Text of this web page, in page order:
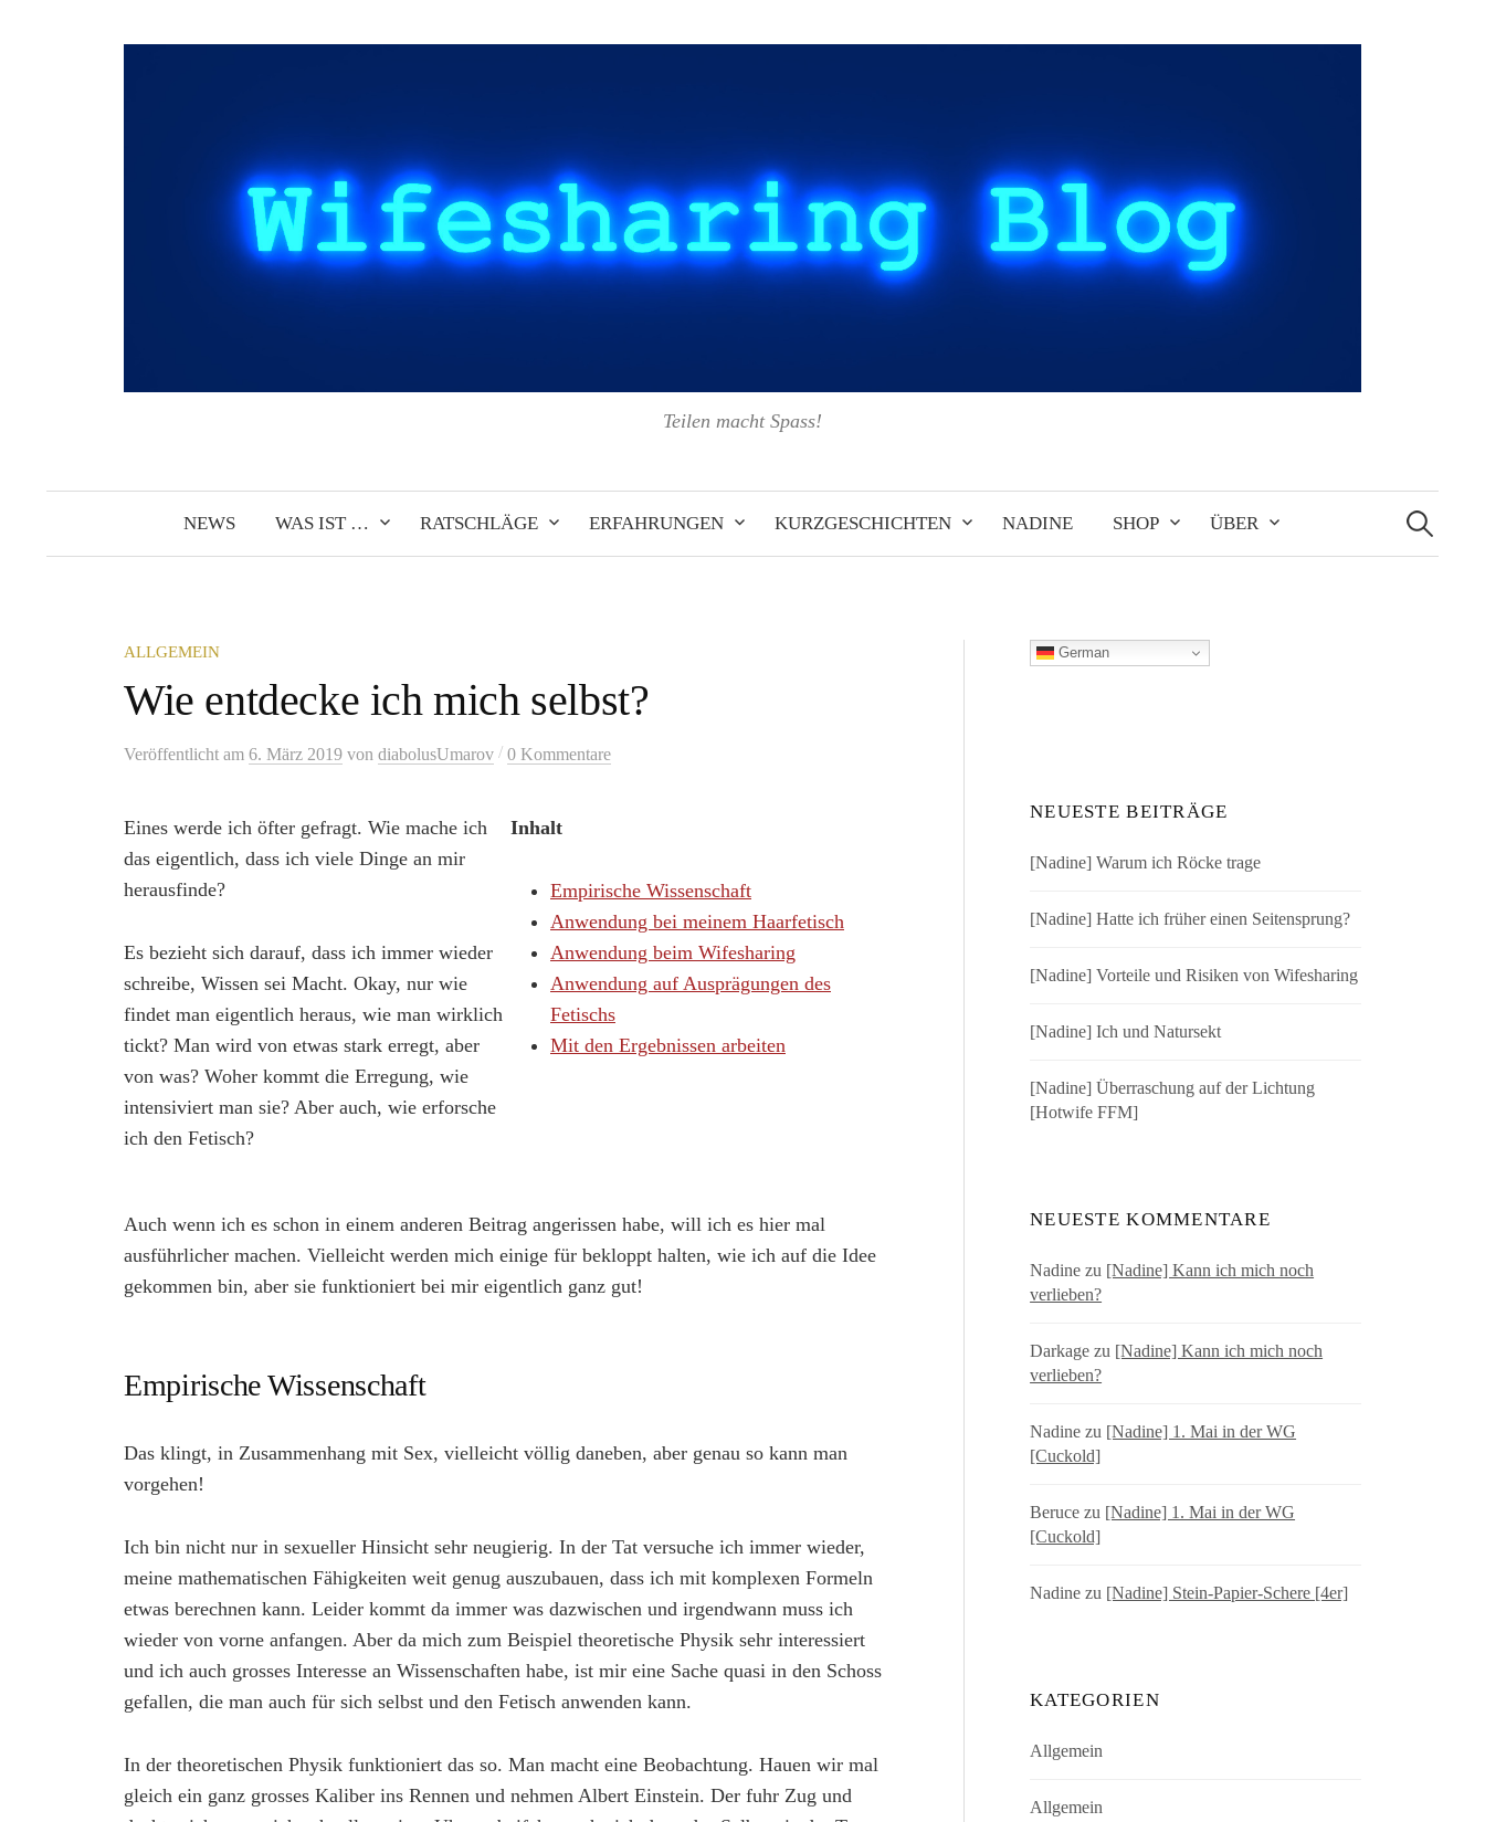
Teilen macht Spass!
NEWS WAS IST … RATSCHLÄGE ERFAHRUNGEN KURZGESCHICHTEN NADINE SHOP ÜBER
Suchen
nach:
ALLGEMEIN
Wie entdecke ich mich selbst?
Veröffentlicht am 6. März 2019 von diabolusUmarov / 0 Kommentare
Eines werde ich öfter gefragt. Wie mache ich
das eigentlich, dass ich viele Dinge an mir
herausfinde?
Es bezieht sich darauf, dass ich immer wieder
schreibe, Wissen sei Macht. Okay, nur wie
findet man eigentlich heraus, wie man wirklich
tickt? Man wird von etwas stark erregt, aber
von was? Woher kommt die Erregung, wie
intensiviert man sie? Aber auch, wie erforsche
ich den Fetisch?
Inhalt
Empirische Wissenschaft
Anwendung bei meinem Haarfetisch
Anwendung beim Wifesharing
Anwendung auf Ausprägungen des
Fetischs
Mit den Ergebnissen arbeiten
Auch wenn ich es schon in einem anderen Beitrag angerissen habe, will ich es hier mal
ausführlicher machen. Vielleicht werden mich einige für bekloppt halten, wie ich auf die Idee
gekommen bin, aber sie funktioniert bei mir eigentlich ganz gut!
Empirische Wissenschaft
Das klingt, in Zusammenhang mit Sex, vielleicht völlig daneben, aber genau so kann man
vorgehen!
Ich bin nicht nur in sexueller Hinsicht sehr neugierig. In der Tat versuche ich immer wieder,
meine mathematischen Fähigkeiten weit genug auszubauen, dass ich mit komplexen Formeln
etwas berechnen kann. Leider kommt da immer was dazwischen und irgendwann muss ich
wieder von vorne anfangen. Aber da mich zum Beispiel theoretische Physik sehr interessiert
und ich auch grosses Interesse an Wissenschaften habe, ist mir eine Sache quasi in den Schoss
gefallen, die man auch für sich selbst und den Fetisch anwenden kann.
In der theoretischen Physik funktioniert das so. Man macht eine Beobachtung. Hauen wir mal
gleich ein ganz grosses Kaliber ins Rennen und nehmen Albert Einstein. Der fuhr Zug und
German
NEUESTE BEITRÄGE
[Nadine] Warum ich Röcke trage
[Nadine] Hatte ich früher einen Seitensprung?
[Nadine] Vorteile und Risiken von Wifesharing
[Nadine] Ich und Natursekt
[Nadine] Überraschung auf der Lichtung
[Hotwife FFM]
NEUESTE KOMMENTARE
Nadine zu [Nadine] Kann ich mich noch
verlieben?
Darkage zu [Nadine] Kann ich mich noch
verlieben?
Nadine zu [Nadine] 1. Mai in der WG
[Cuckold]
Beruce zu [Nadine] 1. Mai in der WG
[Cuckold]
Nadine zu [Nadine] Stein-Papier-Schere [4er]
KATEGORIEN
Allgemein
Allgemein